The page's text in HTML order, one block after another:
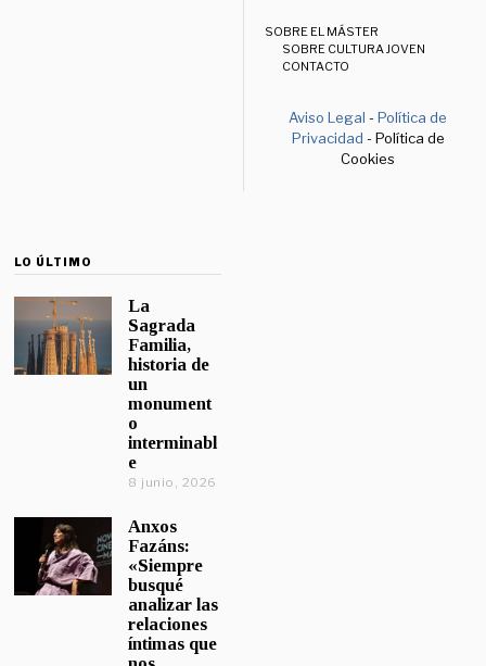
SOBRE EL MÁSTER
SOBRE CULTURA JOVEN
CONTACTO
Aviso Legal -Política de
Privacidad - Política de
Cookies
LO ÚLTIMO
La
Sagrada
Familia,
historia de
un
monument
o
interminabl
e
8 junio, 2026
Anxos
Fazáns:
«Siempre
busqué
analizar las
relaciones
íntimas que